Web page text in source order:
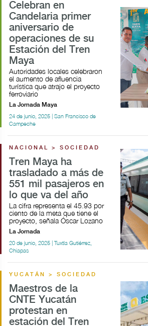
Celebran en
Candelaria primer
aniversario de
operaciones de su
Estación del Tren
Maya
Autoridades locales celebraron
el aumento de afluencia
turística que atrajo el proyecto
ferroviario
La Jornada Maya
24 de junio, 2025 | San Francisco de
Campeche
NACIONAL > SOCIEDAD
Tren Maya ha
trasladado a más de
551 mil pasajeros en
lo que va del año
La cifra representa el 45.93 por
ciento de la meta que tiene el
proyecto, señala Óscar Lozano
La Jornada
20 de junio, 2025 | Tuxtla Gutiérrez,
Chiapas
YUCATÁN > SOCIEDAD
Maestros de la
CNTE Yucatán
protestan en
estación del Tren